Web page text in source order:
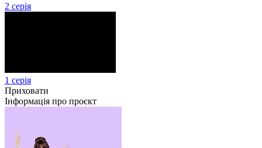
2 серія
1 серія
Приховати
Інформація про проєкт